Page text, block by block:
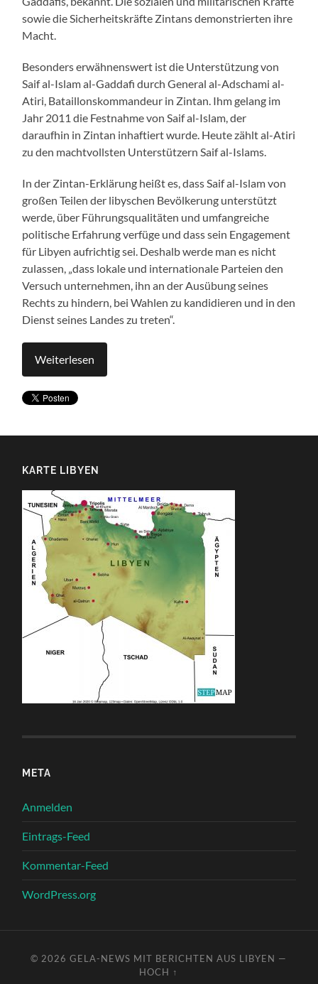
sowie die Sicherheitskräfte Zintans demonstrierten ihre
Macht.
Besonders erwähnenswert ist die Unterstützung von
Saif al-Islam al-Gaddafi durch General al-Adschami al-
Atiri, Bataillonskommandeur in Zintan. Ihm gelang im
Jahr 2011 die Festnahme von Saif al-Islam, der
daraufhin in Zintan inhaftiert wurde. Heute zählt al-Atiri
zu den machtvollsten Unterstützern Saif al-Islams.
In der Zintan-Erklärung heißt es, dass Saif al-Islam von
großen Teilen der libyschen Bevölkerung unterstützt
werde, über Führungsqualitäten und umfangreiche
politische Erfahrung verfüge und dass sein Engagement
für Libyen aufrichtig sei. Deshalb werde man es nicht
zulassen, „dass lokale und internationale Parteien den
Versuch unternehmen, ihn an der Ausübung seines
Rechts zu hindern, bei Wahlen zu kandidieren und in den
Dienst seines Landes zu treten“.
Weiterlesen
KARTE LIBYEN
META
Anmelden
Eintrags-Feed
Kommentar-Feed
WordPress.org
© 2026GELA-NEWS MIT BERICHTEN AUS LIBYEN —
HOCH ↑